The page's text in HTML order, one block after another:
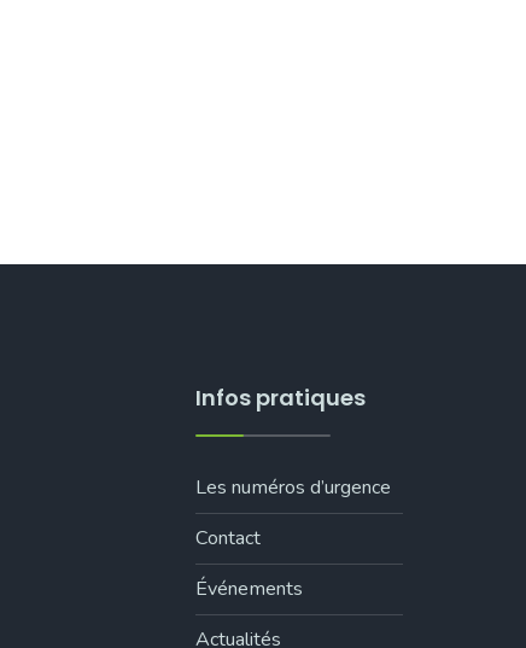
Infos pratiques
Les numéros d’urgence
Contact
Événements
Actualités